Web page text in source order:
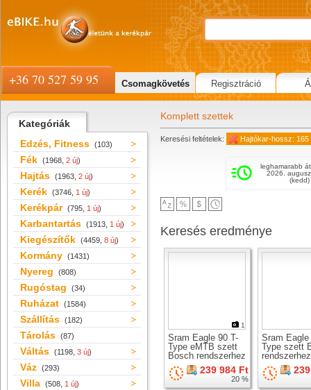
Kategóriák
Edzés, Fitness (103)
Fék (1968, 2 új)
Hajtás (1963, 2 új)
Kerék (3746, 1 új)
Kerékpár (795, 1 új)
Karbantartás (1913, 1 új)
Kiegészítők (4459, 8 új)
Kormány (1431)
Nyereg (808)
Rugóstag (34)
Ruházat (1584)
Szállítás (182)
Tárolás (87)
Váltás (1198, 3 új)
Váz (293)
Villa (508, 1 új)
Komplett szettek
Keresési feltételek: Hajtókar-hossz: 165
leghamarabb
2026.
(kedd)
Keresés eredménye
1
Sram Eagle 90 T-
Type eMTB szett
Bosch rendszerhez
239 984 Ft
20 %
Sram Eagle
Type szett
rendszerhez
+36 70 527 59 95 Csomagkövetés Regisztráció